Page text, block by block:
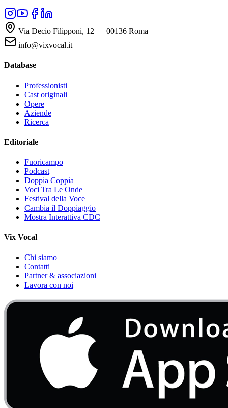
Via Decio Filipponi, 12 — 00136 Roma
info@vixvocal.it
Database
Professionisti
Cast originali
Opere
Aziende
Ricerca
Editoriale
Fuoricampo
Podcast
Doppia Coppia
Voci Tra Le Onde
Festival della Voce
Cambia il Doppiaggio
Mostra Interattiva CDC
Vix Vocal
Chi siamo
Contatti
Partner & associazioni
Lavora con noi